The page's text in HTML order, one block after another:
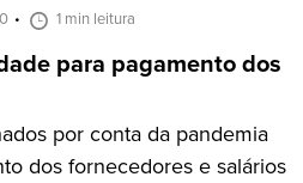
1 min leitura
para pagamento dos
por conta da pandemia
dos fornecedores e salários